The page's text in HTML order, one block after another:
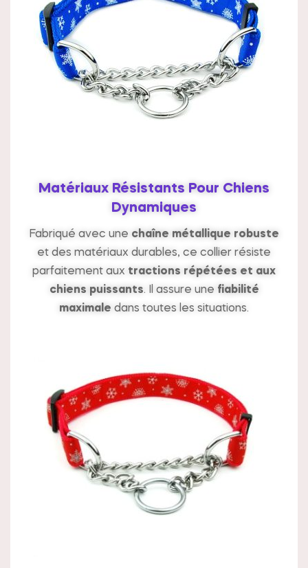
Matériaux Résistants Pour Chiens
Dynamiques
Fabriqué avec une chaîne métallique robuste
et des matériaux durables, ce collier résiste
parfaitement aux tractions répétées et aux
chiens puissants. Il assure une fiabilité
maximale dans toutes les situations.